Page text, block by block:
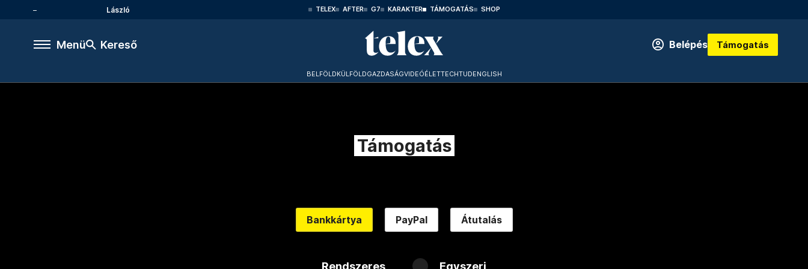
László TELEX AFTER G7 KARAKTER TÁMOGATÁS SHOP
Menü Kereső Belépés Támogatás
BELFÖLDKÜLFÖLDGAZDASÁGVIDEÓÉLETTECHTUDENGLISH
Támogatás
Bankkártya PayPal Átutalás
Rendszeres Egyszeri